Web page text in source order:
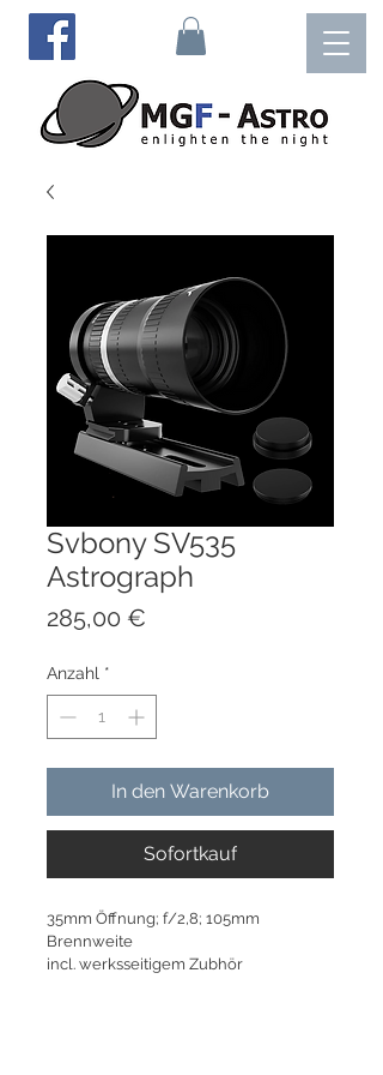
Svbony SV535
Astrograph
285,00 €
Anzahl *
In den Warenkorb
Sofortkauf
35mm Öffnung; f/2,8; 105mm
Brennweite
incl. werksseitigem Zubhör